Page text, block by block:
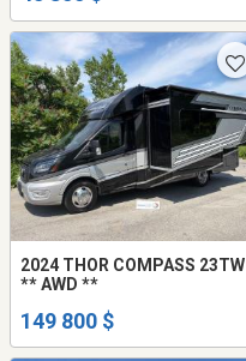
2024 THOR COMPASS 23TW
** AWD **
149 800 $